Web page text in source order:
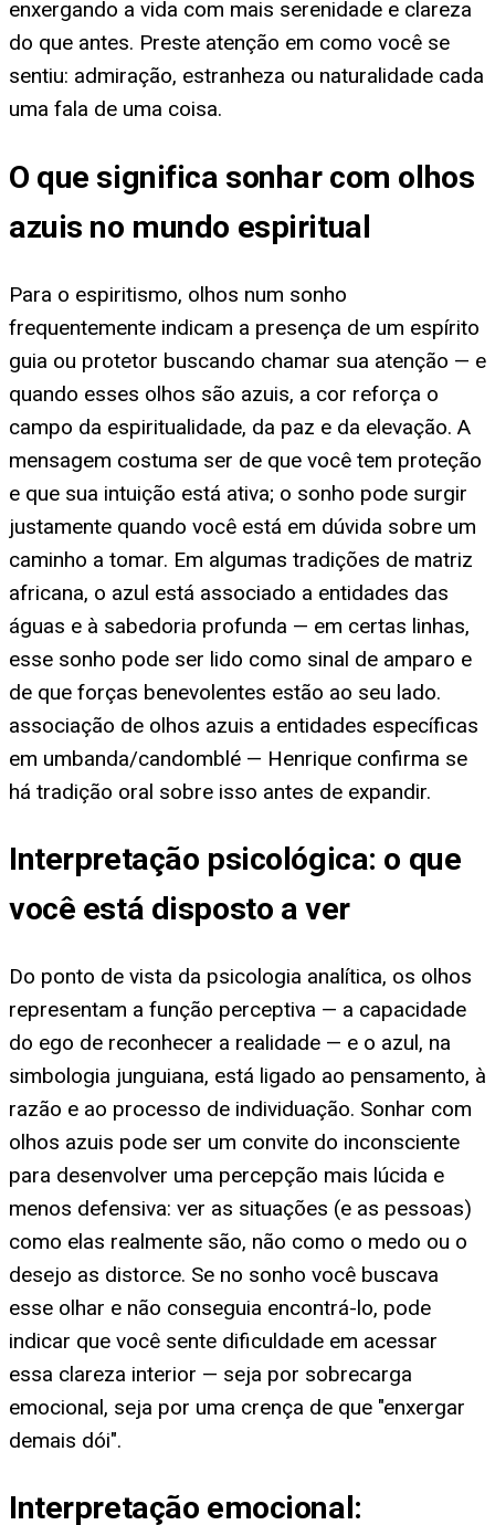
enxergando a vida com mais serenidade e clareza
do que antes. Preste atenção em como você se
sentiu: admiração, estranheza ou naturalidade cada
uma fala de uma coisa.
O que significa sonhar com olhos
azuis no mundo espiritual
Para o espiritismo, olhos num sonho
frequentemente indicam a presença de um espírito
guia ou protetor buscando chamar sua atenção — e
quando esses olhos são azuis, a cor reforça o
campo da espiritualidade, da paz e da elevação. A
mensagem costuma ser de que você tem proteção
e que sua intuição está ativa; o sonho pode surgir
justamente quando você está em dúvida sobre um
caminho a tomar. Em algumas tradições de matriz
africana, o azul está associado a entidades das
águas e à sabedoria profunda — em certas linhas,
esse sonho pode ser lido como sinal de amparo e
de que forças benevolentes estão ao seu lado.
associação de olhos azuis a entidades específicas
em umbanda/candomblé — Henrique confirma se
há tradição oral sobre isso antes de expandir.
Interpretação psicológica: o que
você está disposto a ver
Do ponto de vista da psicologia analítica, os olhos
representam a função perceptiva — a capacidade
do ego de reconhecer a realidade — e o azul, na
simbologia junguiana, está ligado ao pensamento, à
razão e ao processo de individuação. Sonhar com
olhos azuis pode ser um convite do inconsciente
para desenvolver uma percepção mais lúcida e
menos defensiva: ver as situações (e as pessoas)
como elas realmente são, não como o medo ou o
desejo as distorce. Se no sonho você buscava
esse olhar e não conseguia encontrá-lo, pode
indicar que você sente dificuldade em acessar
essa clareza interior — seja por sobrecarga
emocional, seja por uma crença de que "enxergar
demais dói".
Interpretação emocional: